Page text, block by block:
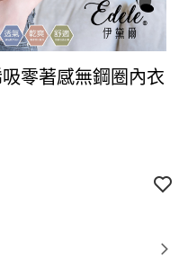
零著感無鋼圈內衣